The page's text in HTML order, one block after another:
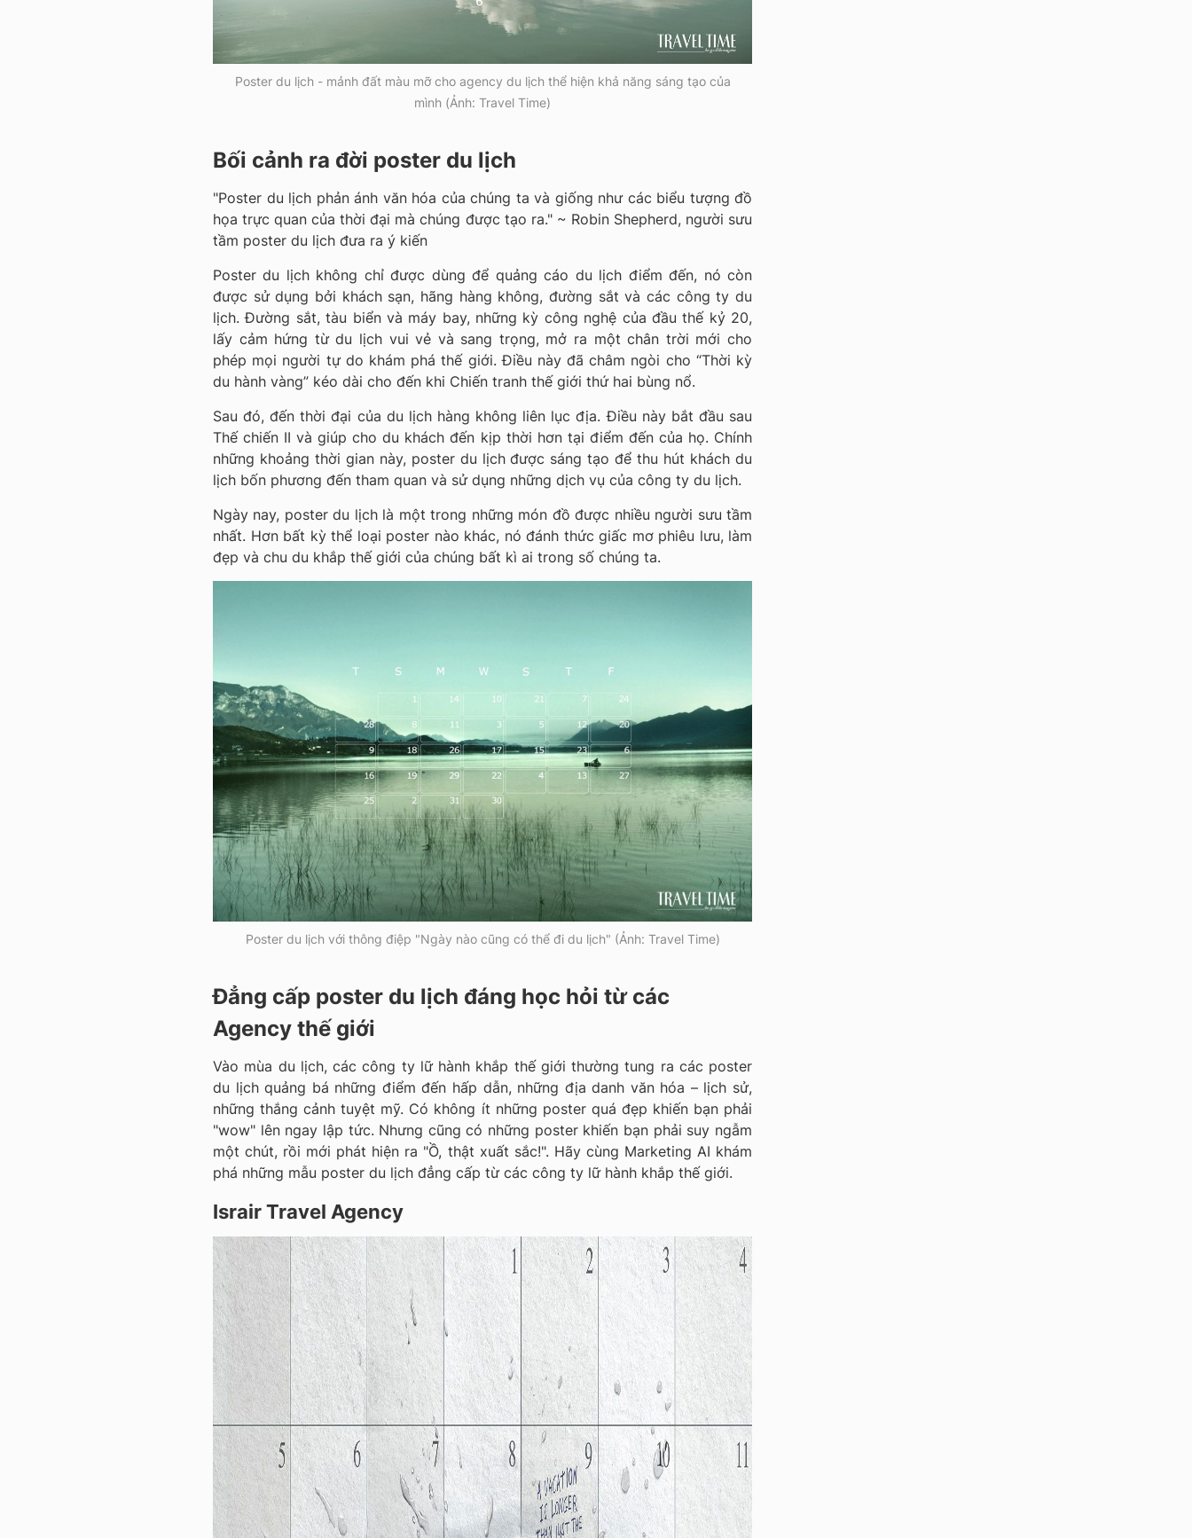
Poster du lịch - mảnh đất màu mỡ cho agency du lịch thể hiện khả năng sáng tạo của
mình (Ảnh: Travel Time)
Bối cảnh ra đời poster du lịch
"Poster du lịch phản ánh văn hóa của chúng ta và giống như các biểu tượng đồ
họa trực quan của thời đại mà chúng được tạo ra." ~ Robin Shepherd, người sưu
tầm poster du lịch đưa ra ý kiến
Poster du lịch không chỉ được dùng để quảng cáo du lịch điểm đến, nó còn
được sử dụng bởi khách sạn, hãng hàng không, đường sắt và các công ty du
lịch. Đường sắt, tàu biển và máy bay, những kỳ công nghệ của đầu thế kỷ 20,
lấy cảm hứng từ du lịch vui vẻ và sang trọng, mở ra một chân trời mới cho
phép mọi người tự do khám phá thế giới. Điều này đã châm ngòi cho “Thời kỳ
du hành vàng” kéo dài cho đến khi Chiến tranh thế giới thứ hai bùng nổ.
Sau đó, đến thời đại của du lịch hàng không liên lục địa. Điều này bắt đầu sau
Thế chiến II và giúp cho du khách đến kịp thời hơn tại điểm đến của họ. Chính
những khoảng thời gian này, poster du lịch được sáng tạo để thu hút khách du
lịch bốn phương đến tham quan và sử dụng những dịch vụ của công ty du lịch.
Ngày nay, poster du lịch là một trong những món đồ được nhiều người sưu tầm
nhất. Hơn bất kỳ thể loại poster nào khác, nó đánh thức giấc mơ phiêu lưu, làm
đẹp và chu du khắp thế giới của chúng bất kì ai trong số chúng ta.
Poster du lịch với thông điệp "Ngày nào cũng có thể đi du lịch" (Ảnh: Travel Time)
Đẳng cấp poster du lịch đáng học hỏi từ các
Agency thế giới
Vào mùa du lịch, các công ty lữ hành khắp thế giới thường tung ra các poster
du lịch quảng bá những điểm đến hấp dẫn, những địa danh văn hóa – lịch sử,
những thắng cảnh tuyệt mỹ. Có không ít những poster quá đẹp khiến bạn phải
"wow" lên ngay lập tức. Nhưng cũng có những poster khiến bạn phải suy ngẫm
một chút, rồi mới phát hiện ra "Ồ, thật xuất sắc!". Hãy cùng Marketing AI khám
phá những mẫu poster du lịch đẳng cấp từ các công ty lữ hành khắp thế giới.
Israir Travel Agency